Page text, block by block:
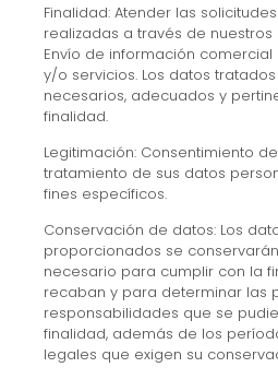
Finalidad: Atender las
realizadas a través de
Envío de información
y/o servicios. Los datos
necesarios, adecuados y
finalidad.
Legitimación: Consentimiento
tratamiento de sus datos
fines específicos.
Conservación de datos: Los
proporcionados se
necesario para cumplir con la
recaban y para determinar las
responsabilidades que se
finalidad, además de los
legales que exigen su